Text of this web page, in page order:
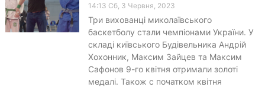
14:13 Сб, 3 Червня, 2023
Три вихованці миколаївського
баскетболу стали чемпіонами України. У
складі київського Будівельника Андрій
Хохонник, Максим Зайцев та Максим
Сафонов 9-го квітня отримали золоті
медалі. Також с початком квітня